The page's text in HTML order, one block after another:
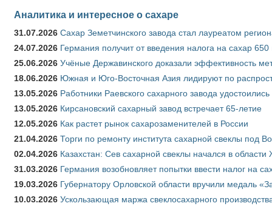
Аналитика и интересное о сахаре
31.07.2026 Сахар Земетчинского завода стал лауреатом
24.07.2026 Германия получит от введения налога на сахар
25.06.2026 Учёные Державинского доказали эффективность
18.06.2026 Южная и Юго-Восточная Азия лидируют по
13.05.2026 Работники Раевского сахарного завода удостоились
13.05.2026 Кирсановский сахарный завод встречает 65-летие
12.05.2026 Как растет рынок сахарозаменителей в России
21.04.2026 Торги по ремонту института сахарной свеклы под
02.04.2026 Казахстан: Сев сахарной свеклы начался в области
31.03.2026 Германия возобновляет попытки ввести налог на
19.03.2026 Губернатору Орловской области вручили медаль
10.03.2026 Ускользающая маржа свеклосахарного